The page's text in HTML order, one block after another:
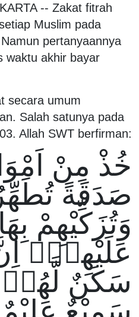
-- Zakat fitrah
Muslim pada
pertanyaannya
waktu akhir bayar
secara umum
Salah satunya pada
Allah SWT berfirman:
خُذْ مِنْ
صَدَقَةً
وَتُزَكِّيْهِمْ
عَلَيْهِمْۗ
سَكَنٌ لَّهُمْۗ